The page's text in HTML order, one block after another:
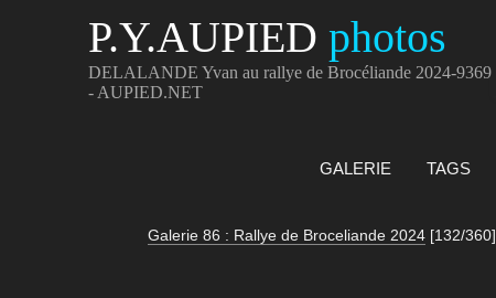
P.Y.AUPIED photos
DELALANDE Yvan au rallye de Brocéliande 2024-9369
- AUPIED.NET
GALERIE TAGS
Galerie 86 : Rallye de Broceliande 2024 [132/360]